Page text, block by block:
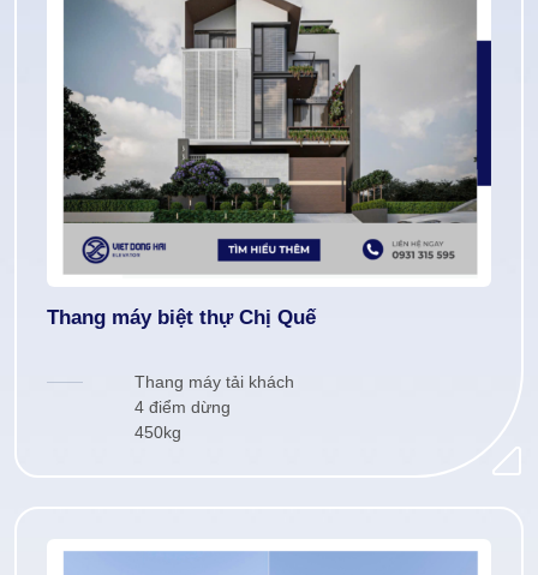
Thang máy biệt thự Chị Quế
Thang máy tải khách
4 điểm dừng
450kg